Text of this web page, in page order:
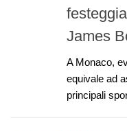
James
A Monaco,
equivale ad
principali